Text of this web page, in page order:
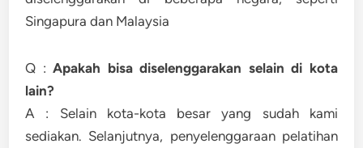
Singapura dan Malaysia
Q :Apakah bisa diselenggarakan selain di kota
lain?
A : Selain kota-kota besar yang sudah kami
sediakan. Selanjutnya, penyelenggaraan pelatihan